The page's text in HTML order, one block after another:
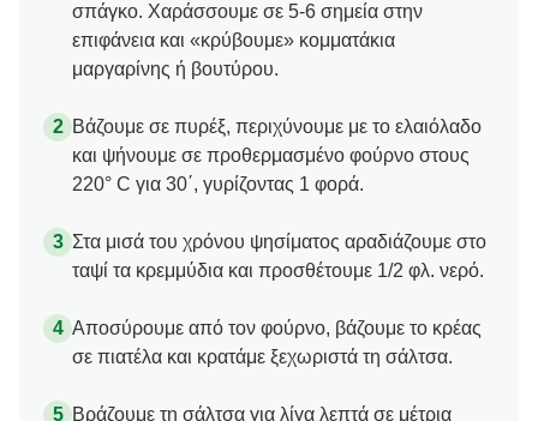
σπάγκο. Χαράσσουμε σε 5-6 σημεία στην
επιφάνεια και «κρύβουμε» κομματάκια
μαργαρίνης ή βουτύρου.
Βάζουμε σε πυρέξ, περιχύνουμε με το ελαιόλαδο
και ψήνουμε σε προθερμασμένο φούρνο στους
220° C για 30΄, γυρίζοντας 1 φορά.
Στα μισά του χρόνου ψησίματος αραδιάζουμε στο
ταψί τα κρεμμύδια και προσθέτουμε 1/2 φλ. νερό.
Αποσύρουμε από τον φούρνο, βάζουμε το κρέας
σε πιατέλα και κρατάμε ξεχωριστά τη σάλτσα.
Βράζουμε τη σάλτσα για λίγα λεπτά σε μέτρια